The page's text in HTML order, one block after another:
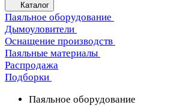
Каталог
Паяльное оборудование
Дымоуловители
Оснащение производств
Паяльные материалы
Распродажа
Подборки
Паяльное оборудование